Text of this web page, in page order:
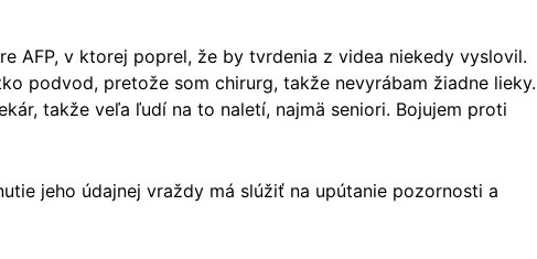
AFP, v ktorej poprel, že by tvrdenia z videa niekedy vyslovil.
podvod, pretože som chirurg, takže nevyrábam žiadne lieky.
takže veľa ľudí na to naletí, najmä seniori. Bojujem proti
jeho údajnej vraždy má slúžiť na upútanie pozornosti a